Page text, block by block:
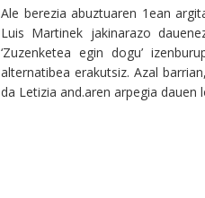
Ale berezia abuztuaren 1ean
Luis Martinek jakinarazo
‘Zuzenketea egin dogu’
alternatibea erakutsiz. Azal
da Letizia and.aren arpegia dauen